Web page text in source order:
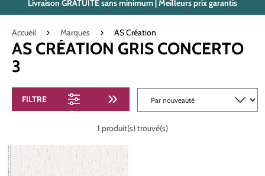
Livraison GRATUITE sans minimum | Meilleurs prix garantis
Accueil Marques AS Création
AS CRÉATION GRIS CONCERTO
3
FILTRE
1 produit(s) trouvé(s)